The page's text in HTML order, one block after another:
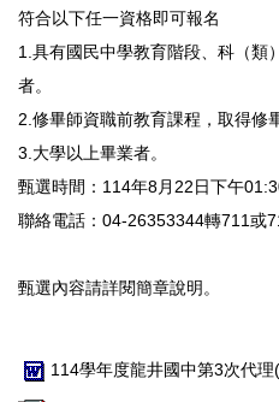
符合以下任一資格即可報名
1.具有國民中學教育階段、科（類
者。
2.修畢師資職前教育課程，取得修
3.大學以上畢業者。
甄選時間：114年8月22日下午
聯絡電話：04-26353344轉711或
甄選內容請詳閱簡章說明。
114學年度龍井國中第3次代